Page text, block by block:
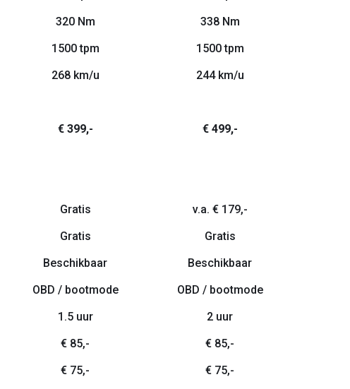
320 Nm
338 Nm
1500 tpm
1500 tpm
268 km/u 244 km/u
€ 399,- € 499,-
Gratis
v.a. € 179,-
Gratis
Gratis
Beschikbaar
Beschikbaar
OBD / bootmode
OBD / bootmode
1.5 uur
2 uur
€ 85,-
€ 85,-
€ 75,-
€ 75,-